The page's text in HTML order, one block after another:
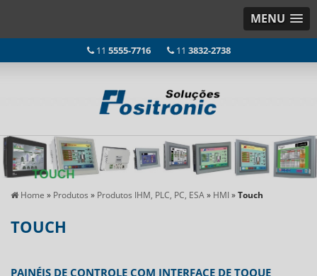
MENU
11 5555-7716 11 3832-2738
Home » Produtos » Produtos IHM, PLC, PC, ESA» HMI »Touch
TOUCH
PAINÉIS DE CONTROLE COM INTERFACE DE TOQUE